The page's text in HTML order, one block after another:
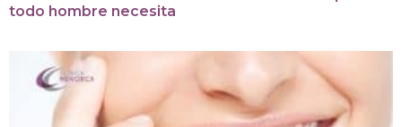
todo hombre necesita